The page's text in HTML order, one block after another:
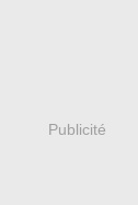
Publicité